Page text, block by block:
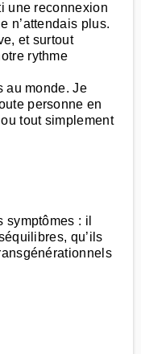
une reconnexion
n’attendais plus.
et surtout
rythme
au monde. Je
personne en
tout simplement
: il
qu’ils